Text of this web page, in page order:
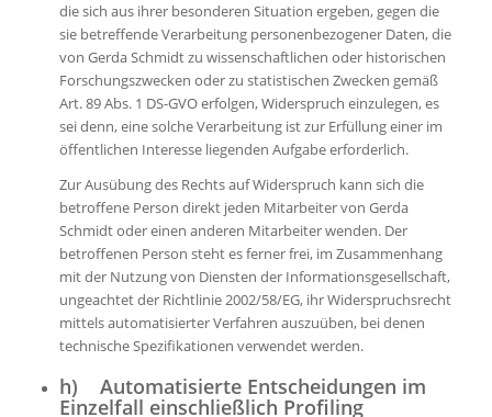
die sich aus ihrer besonderen Situation ergeben, gegen die
sie betreffende Verarbeitung personenbezogener Daten, die
von Gerda Schmidt zu wissenschaftlichen oder historischen
Forschungszwecken oder zu statistischen Zwecken gemäß
Art. 89 Abs. 1 DS-GVO erfolgen, Widerspruch einzulegen, es
sei denn, eine solche Verarbeitung ist zur Erfüllung einer im
öffentlichen Interesse liegenden Aufgabe erforderlich.
Zur Ausübung des Rechts auf Widerspruch kann sich die
betroffene Person direkt jeden Mitarbeiter von Gerda
Schmidt oder einen anderen Mitarbeiter wenden. Der
betroffenen Person steht es ferner frei, im Zusammenhang
mit der Nutzung von Diensten der Informationsgesellschaft,
ungeachtet der Richtlinie 2002/58/EG, ihr Widerspruchsrecht
mittels automatisierter Verfahren auszuüben, bei denen
technische Spezifikationen verwendet werden.
h) Automatisierte Entscheidungen im
Einzelfall einschließlich Profiling